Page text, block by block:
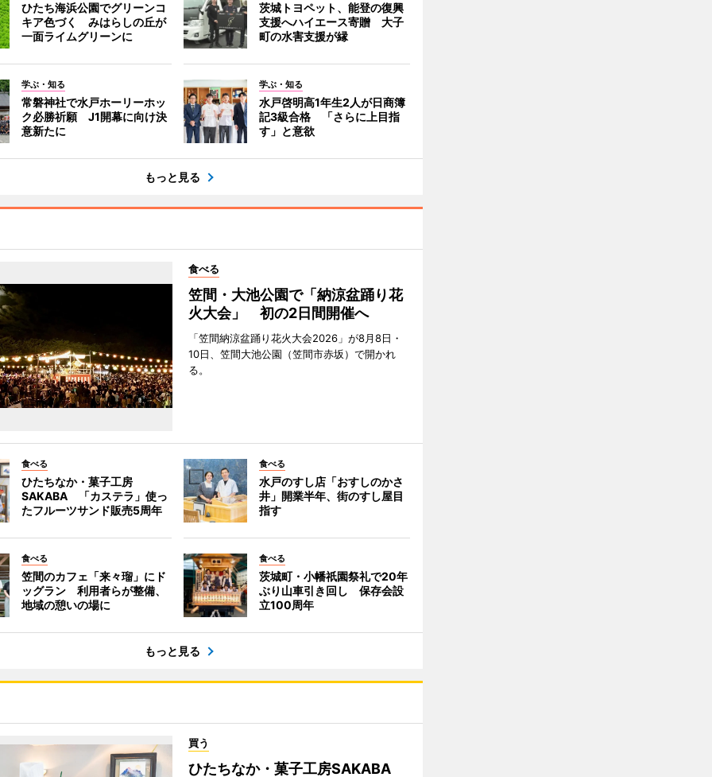
ひたち海浜公園でグリーンコ
キア色づく みはらしの丘が
一面ライムグリーンに
茨城トヨペット、能登の復興
支援へハイエース寄贈 大子
町の水害支援が縁
学ぶ・知る
常磐神社で水戸ホーリーホッ
ク必勝祈願 J1開幕に向け決
意新たに
学ぶ・知る
水戸啓明高1年生2人が日商簿
記3級合格 「さらに上目指
す」と意欲
もっと見る
食べる
笠間・大池公園で「納涼盆踊り花
火大会」 初の2日間開催へ
「笠間納涼盆踊り花火大会2026」が8月8日・
10日、笠間大池公園（笠間市赤坂）で開かれ
る。
食べる
ひたちなか・菓子工房
SAKABA 「カステラ」使っ
たフルーツサンド販売5周年
食べる
水戸のすし店「おすしのかさ
井」開業半年、街のすし屋目
指す
食べる
笠間のカフェ「来々瑠」にド
ッグラン 利用者らが整備、
地域の憩いの場に
食べる
茨城町・小幡祇園祭礼で20年
ぶり山車引き回し 保存会設
立100周年
もっと見る
買う
ひたちなか・菓子工房SAKABA